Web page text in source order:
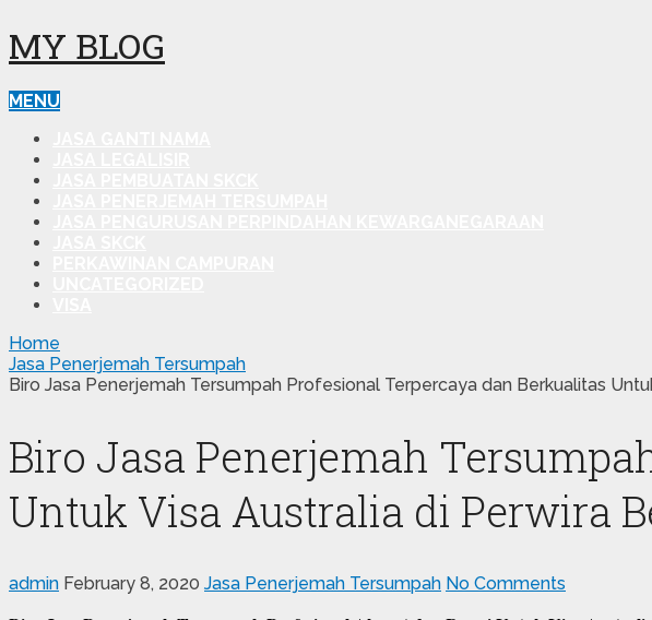
MY BLOG
MENU
Home
Jasa Penerjemah Tersumpah
Biro Jasa Penerjemah Tersumpah Profesional Terpercaya dan Berkualitas
Biro Jasa Penerjemah
Untuk Visa Australia di Perwira
admin February 8, 2020 Jasa Penerjemah Tersumpah No Comments